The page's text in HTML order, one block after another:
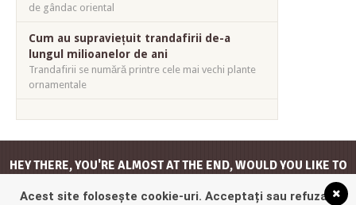
de gândac oriental
Cum au supraviețuit trandafirii de-a
lungul milioanelor de ani
Trandafirii se numără printre cele mai vechi plante
ornamentale
HEY THERE, YOU'RE ALMOST AT THE END, WOULD YOU LIKE TO
Acest site folosește cookie-uri. Acceptați sau refuzați